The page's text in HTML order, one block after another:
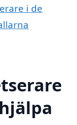
i de